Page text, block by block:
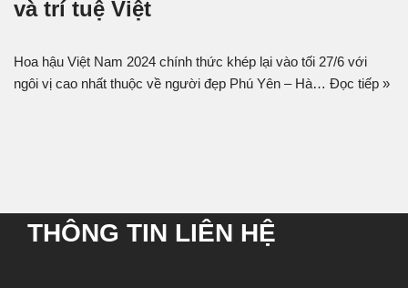
và trí tuệ Việt
Hoa hậu Việt Nam 2024 chính thức khép lại vào tối 27/6 với
ngôi vị cao nhất thuộc về người đẹp Phú Yên – Hà… Đọc tiếp »
THÔNG TIN LIÊN HỆ